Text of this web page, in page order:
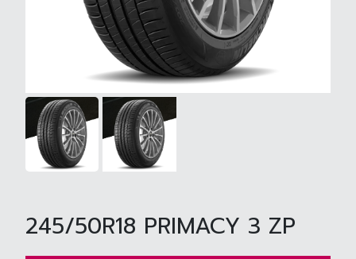
245/50R18 PRIMACY 3 ZP